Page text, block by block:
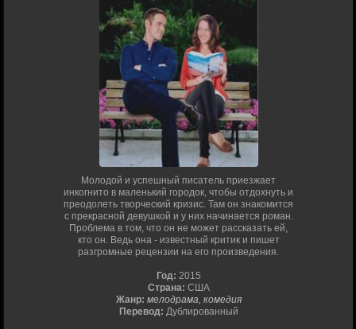
Молодой и успешный писатель приезжает
инкогнито в маленький городок, чтобы отдохнуть и
преодолеть творческий кризис. Там он знакомится
с прекрасной девушкой и у них начинается роман.
Проблема в том, что он не может рассказать ей,
кто он. Ведь она - известный критик и пишет
разгромные рецензии на его произведения.
Год: 2015
Страна: США
Жанр: мелодрама, комедия
Перевод: Дублированный